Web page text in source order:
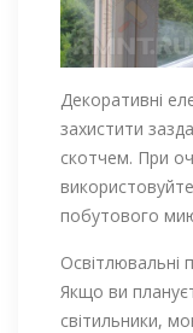
Декоративні
захистити
скотчем. При
побутового
Освітлювальні
Якщо ви
світильники,